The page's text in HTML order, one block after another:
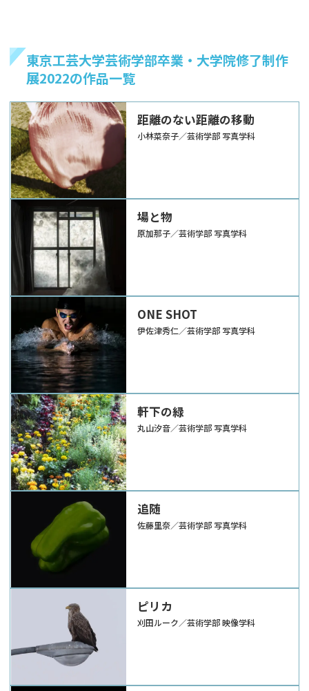
東京工芸大学芸術学部卒業・大学院修了制作
展2022の作品一覧
距離のない距離の移動
小林菜奈子／芸術学部 写真学科
場と物
原加那子／芸術学部 写真学科
ONE SHOT
伊佐津秀仁／芸術学部 写真学科
軒下の緑
丸山汐音／芸術学部 写真学科
追随
佐藤里奈／芸術学部 写真学科
ピリカ
刈田ルーク／芸術学部 映像学科